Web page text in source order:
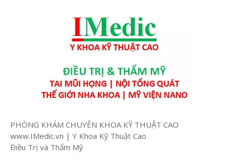
PHÒNG KHÁM CHUYÊN KHOA KỸ THUẬT CAO
www.IMedic.vn | Y Khoa Kỹ Thuật Cao
Điều Trị và Thẩm Mỹ